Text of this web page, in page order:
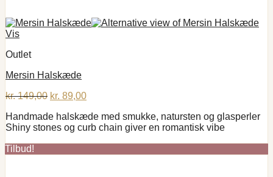
Vis
Outlet
Mersin Halskæde
kr.149,00 Den
pris
var:
kr. 89,00Den
pris
er:
Handmade halskæde med smukke, natursten og glasperler
Shiny stones og curb chain giver en romantisk vibe
Tilbud!